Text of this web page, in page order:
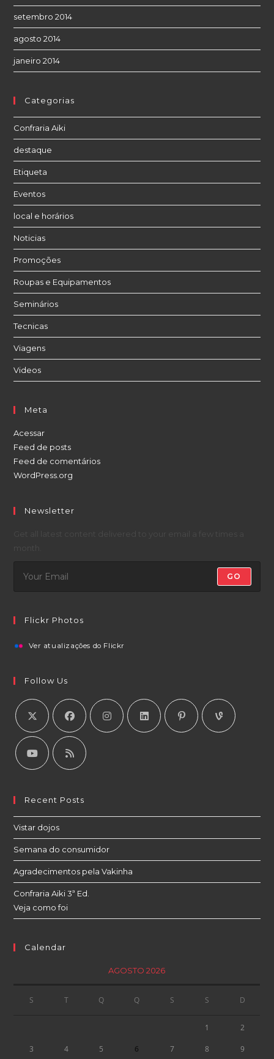
setembro 2014
agosto 2014
janeiro 2014
Categorias
Confraria Aiki
destaque
Etiqueta
Eventos
local e horários
Noticias
Promoções
Roupas e Equipamentos
Seminários
Tecnicas
Viagens
Videos
Meta
Acessar
Feed de posts
Feed de comentários
WordPress.org
Newsletter
GO
Flickr Photos
Ver atualizações do Flickr
Follow Us
Recent Posts
Vistar dojos
Semana do consumidor
Agradecimentos pela Vakinha
Confraria Aiki 3ª Ed.
Veja como foi
Calendar
AGOSTO 2026
S T Q Q S S D
1 2
3 4 5 6 7 8 9